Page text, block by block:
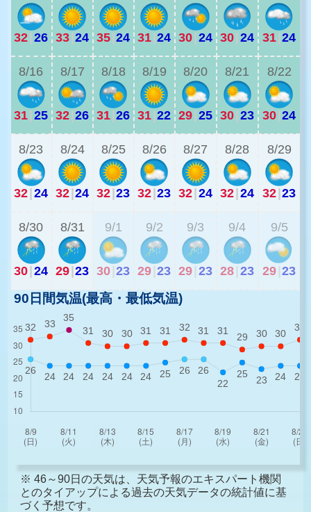
32|26 33|24 35|24 31|24 30|24 30|24 31|24
8/16
31|25
8/17
32|26
8/18
31|26
8/19
31|22
8/20
29|25
8/21
30|23
8/22
30|24
8/23
32|24
8/24
32|24
8/25
32|23
8/26
32|23
8/27
32|24
8/28
32|24
8/29
32|23
8/30
30|24
8/31
29|23
9/1
30 23
9/2
29 23
9/3
29 23
9/4
28 23
9/5
29 23
90日間気温(最高・最低気温)
※ 46～90日の天気は、天気予報のエキスパート機関
とのタイアップによる過去の天気データの統計値に基
づく予想です。